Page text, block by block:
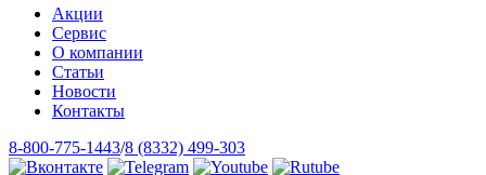
Акции
Сервис
О компании
Статьи
Новости
Контакты
8-800-775-1443/8 (8332) 499-303